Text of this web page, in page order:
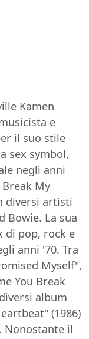
Kamen
e
il suo stile
sex symbol,
negli anni
My
diversi artisti
Bowie. La sua
di pop, rock e
anni '70. Tra
Myself",
You Break
album
(1986)
Nonostante il